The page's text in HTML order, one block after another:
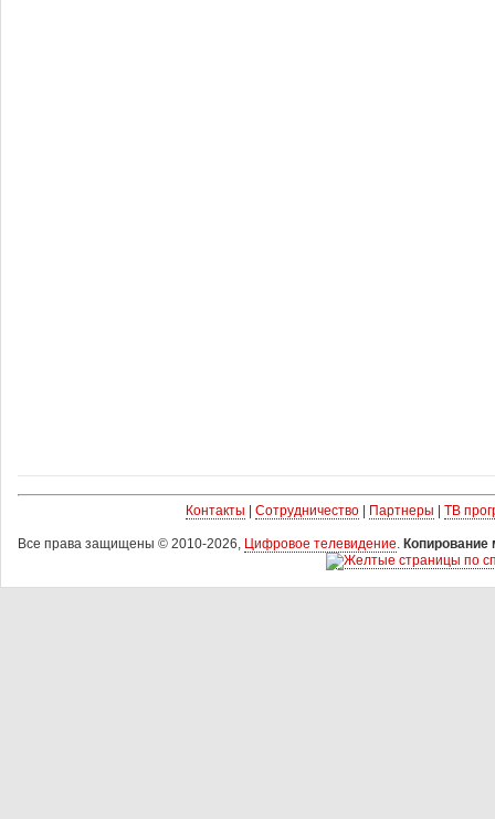
Контакты Сотрудничество| Партнеры ТВ
Все права защищены © 2010-2026, Цифровое телевидение. Копирование